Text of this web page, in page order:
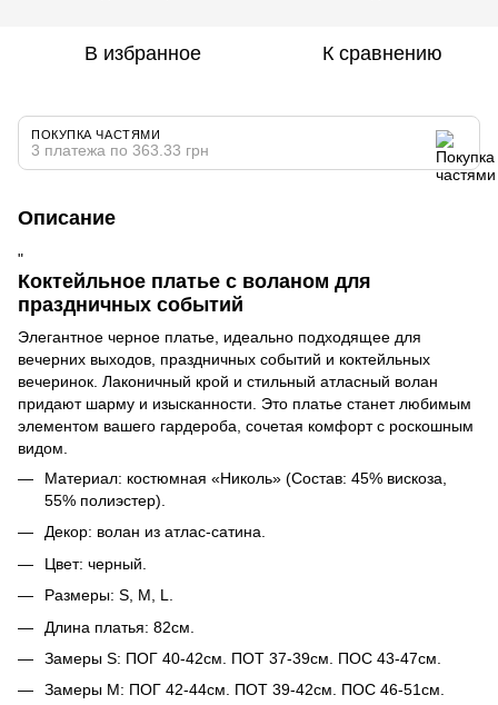
В избранное К сравнению
ПОКУПКА ЧАСТЯМИ
3 платежа по 363.33 грн
Описание
"
Коктейльное платье с воланом для
праздничных событий
Элегантное черное платье, идеально подходящее для
вечерних выходов, праздничных событий и коктейльных
вечеринок. Лаконичный крой и стильный атласный волан
придают шарму и изысканности. Это платье станет любимым
элементом вашего гардероба, сочетая комфорт с роскошным
видом.
Материал: костюмная «Николь» (Состав: 45% вискоза,
55% полиэстер).
Декор: волан из атлас-сатина.
Цвет: черный.
Размеры: S, M, L.
Длина платья: 82см.
Замеры S: ПОГ 40-42см. ПОТ 37-39см. ПОС 43-47см.
Замеры M: ПОГ 42-44см. ПОТ 39-42см. ПОС 46-51см.